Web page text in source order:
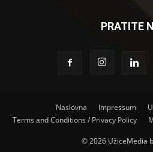
PRATITE
Naslovna Impressum
Terms and Conditions / Privacy Policy
©2026 UžiceMedia